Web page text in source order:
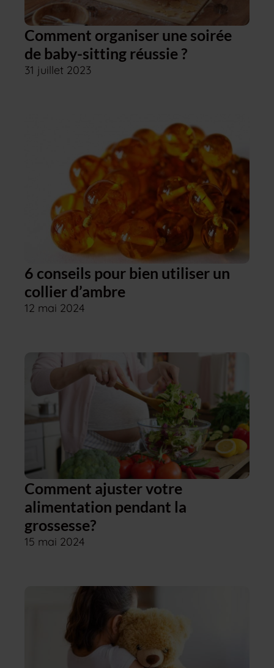
Comment organiser une soirée
de baby-sitting réussie ?
31 juillet 2023
6 conseils pour bien utiliser un
collier d’ambre
12 mai 2024
Comment ajuster votre
alimentation pendant la
grossesse?
15 mai 2024